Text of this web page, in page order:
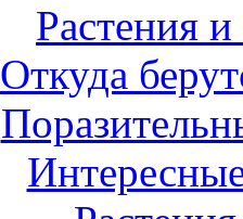
Растения
Откуда